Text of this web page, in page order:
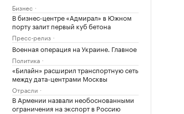
Бизнес
В бизнес-центре «Адмирал» в Южном
порту залит первый куб бетона
Пресс-релиз
Военная операция на Украине. Главное
Политика
«Билайн» расширил транспортную сеть
между дата-центрами Москвы
Отрасли
В Армении назвали необоснованными
ограничения на экспорт в Россию